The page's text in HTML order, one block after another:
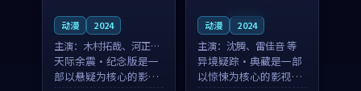
动漫 2024
主演： 木村拓哉、河正宇
等
天际余震·纪念版是一
部以悬疑为核心的影视
动漫 2024
主演： 沈腾、雷佳音 等
异境疑踪·典藏是一部
以惊悚为核心的影视作